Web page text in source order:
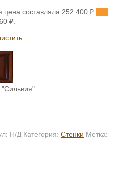
цена составляла 252 400 ₽.
₽.
"Сильвия"
Н/Д Категория: Стенки Метка: